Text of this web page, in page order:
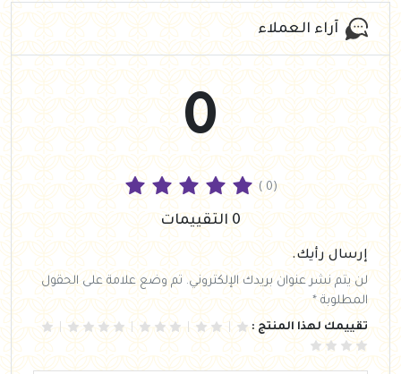
آراء العملاء
0
( 0)
0 التقييمات
إرسال رأيك.
لن يتم نشر عنوان بريدك الإلكتروني. تم وضع علامة على الحقول
المطلوبة *
تقييمك لهذا المنتج :